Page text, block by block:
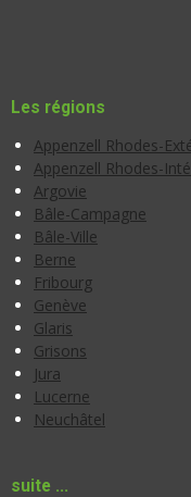
Les régions
Appenzell Rhodes-
Appenzell Rhodes-
Argovie
Bâle-Campagne
Bâle-Ville
Berne
Fribourg
Genève
Glaris
Grisons
Jura
Lucerne
Neuchâtel
suite ...